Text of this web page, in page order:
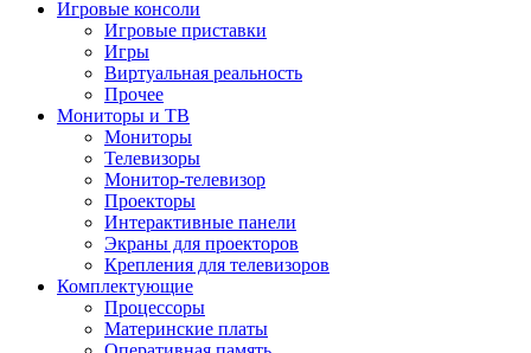
Игровые консоли
Игровые приставки
Игры
Виртуальная реальность
Прочее
Мониторы и ТВ
Мониторы
Телевизоры
Монитор-телевизор
Проекторы
Интерактивные панели
Экраны для проекторов
Крепления для телевизоров
Комплектующие
Процессоры
Материнские платы